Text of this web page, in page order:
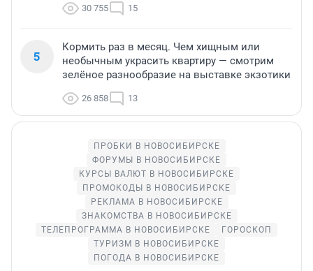
30 755 15
5
Кормить раз в месяц. Чем хищным или
необычным украсить квартиру — смотрим
зелёное разнообразие на выставке экзотики
26 858 13
ПРОБКИ В НОВОСИБИРСКЕ
ФОРУМЫ В НОВОСИБИРСКЕ
КУРСЫ ВАЛЮТ В НОВОСИБИРСКЕ
ПРОМОКОДЫ В НОВОСИБИРСКЕ
РЕКЛАМА В НОВОСИБИРСКЕ
ЗНАКОМСТВА В НОВОСИБИРСКЕ
ТЕЛЕПРОГРАММА В НОВОСИБИРСКЕ
ГОРОСКОП
ТУРИЗМ В НОВОСИБИРСКЕ
ПОГОДА В НОВОСИБИРСКЕ